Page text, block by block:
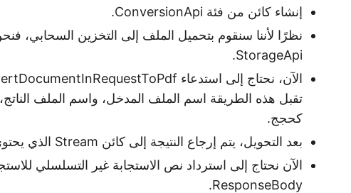
إنشاء كائن من فئة ConversionApi.
نظرًا لأننا سنقوم بتحميل الملف إلى التخزين السحابي،
StorageApi.
تقبل هذه الطريقة اسم الملف المدخل، واسم الملف
كحجج.
بعد التحويل، يتم إرجاع النتيجة إلى كائن Stream الذي يحتوي على بايتات خام من نص الاستجابة.
الآن نحتاج إلى استرداد نص الاستجابة غير التسلسلي
ResponseBody.